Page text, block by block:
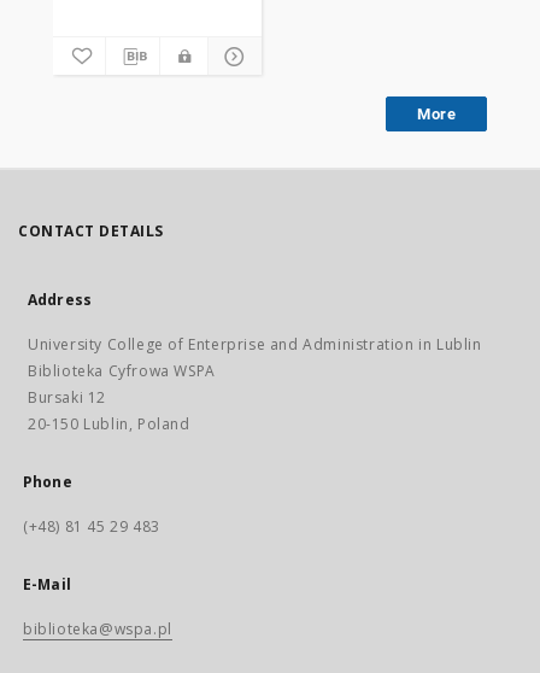
More
CONTACT DETAILS
Address
University College of Enterprise and Administration in Lublin
Biblioteka Cyfrowa WSPA
Bursaki 12
20-150 Lublin, Poland
Phone
(+48) 81 45 29 483
E-Mail
biblioteka@wspa.pl